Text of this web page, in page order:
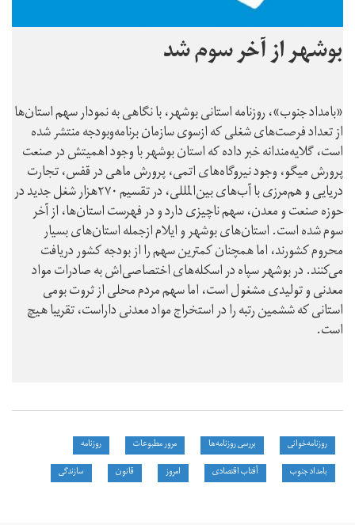
بوشهر از آخر سوم شد
«بامداد جنوب»، روزنامه استانی بوشهر، با نگاهی به نمودار سهم استان‌ها
از تعداد فرصت‌های شغلی که ازسوی سازمان برنامه‌وبودجه منتشر شده
است، گلایه‌مندانه خبر داده که استان بوشهر با وجود اهمیتش در صنعت
پرورش میگو، وجود نیروگاه‌های اتمی، پرورش ماهی در قفس، تجارت
دریایی و هم‌مرزی با آب‌های بین‌المللی، در تقسیم ۲۷۰هزار شغل جدید در
حوزه صنعت و معدن، سهم ناچیزی دارد و در فهرست استان‌ها، از آخر
سوم شده است. استان‌های بوشهر و ایلام ازجمله استان‌های بسیار
محروم کشورند، اما همچنان کمترین سهم را از بودجه کشور دریافت
می‌کنند. در بوشهر سپاه در اسکله‌های اختصاصی‌اش به صادرات مواد
معدنی و تولیدی مشغول است، اما سهم مردم محلی از ثروت بومی
استانی که ششمین رتبه را در استخراج مواد معدنی داراست، تقریبا هیچ
است.
روزنامه‌خوانی بررسی روزنامه‌ها مرور مطبوعات
روزنامه
بامداد جنوب
آفتاب اقتصادی امروز قانون سازندگی